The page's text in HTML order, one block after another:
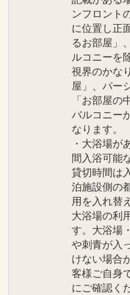
ンフロント
に位置し正
るお部屋」
ルコニーを
視界のかな
屋」、パー
「お部屋
バルコニー
なります。
・大浴場が
間入浴可能
貸切時間は
泊施設側の
用を入れ替
大浴場の利
す。大浴場
や刺青が入
けない場合
客様ご自身
にご確認く